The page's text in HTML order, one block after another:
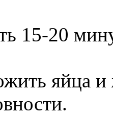
15-20
яйца